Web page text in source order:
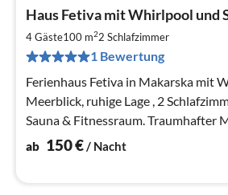
Haus Fetiva mit Whirlpool und
4 Gäste100 m22 Schlafzimmer
1 Bewertung
Ferienhaus Fetiva in Makarska mit
Meerblick, ruhige Lage , 2
Sauna & Fitnessraum. Traumhafter
Stadt Makarska.
ab 150€/ Nacht